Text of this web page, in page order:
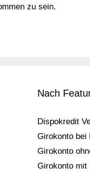
zu sein.
Nach
Dispokredit
Girokonto bei
Girokonto
Girokonto mit